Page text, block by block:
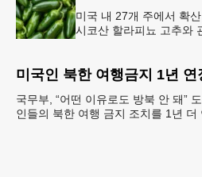
미국 내 27개 주에서 확
시코산 할라피뇨 고추와
미국인 북한 여행금지 1년 연
국무부, “어떤 이유로도 방북 안 돼”
인들의 북한 여행 금지 조치를 1년 더